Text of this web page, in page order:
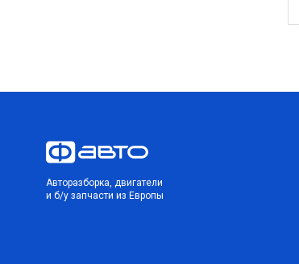
Авторазборка, двигатели
и б/у запчасти из Европы